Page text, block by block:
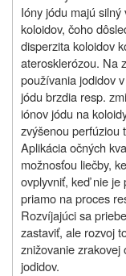
Ióny jódu majú silný
koloidov, čoho
disperzita koloidov
aterosklerózou. Na
používania jodidov
jódu brzdia resp.
iónov jódu na
zvýšenou perfúziou
Aplikácia očných
možnosťou liečby,
ovplyvniť, keď nie je
priamo na proces
Rozvíjajúci sa
zastaviť, ale rozvoj
znižovanie zrakovej
jodidov.